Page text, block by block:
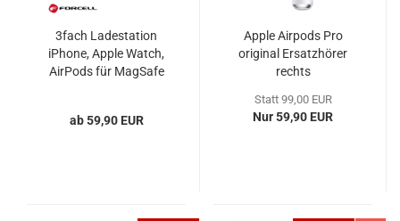
3fach Ladestation
iPhone, Apple Watch,
AirPods für MagSafe
ab 59,90 EUR
Apple Airpods Pro
original Ersatzhörer
rechts
Statt 99,00 EUR
Nur 59,90 EUR